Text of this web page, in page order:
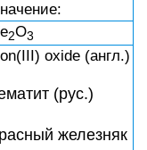
2O3
oxide (англ.)
(рус.)
железняк